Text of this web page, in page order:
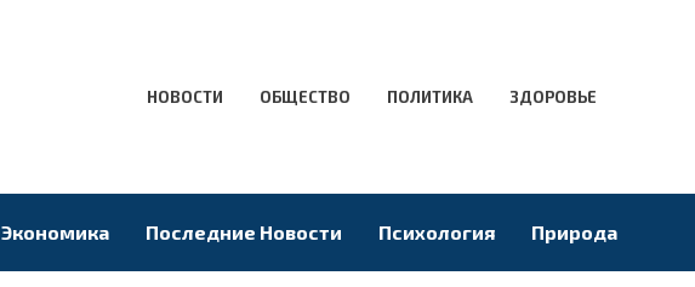
НОВОСТИ ОБЩЕСТВО ПОЛИТИКА ЗДОРОВЬЕ
Экономика Последние Новости Психология Природа